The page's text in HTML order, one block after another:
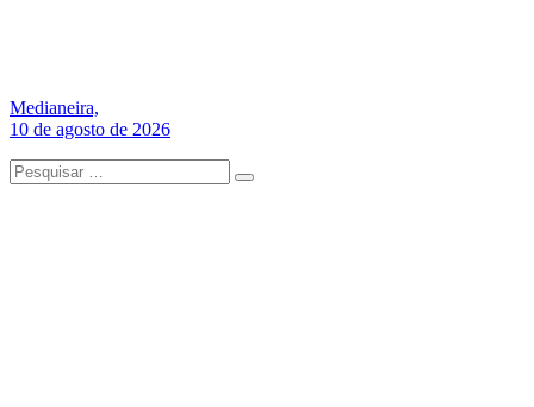
Medianeira,
10 de agosto de 2026